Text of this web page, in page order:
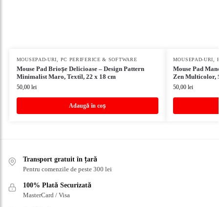
MOUSEPAD-URI PC PERIFERICE & SOFTWARE
Mouse Pad Brioșe Delicioase – Design Pattern
Minimalist Maro, Textil, 22 x 18 cm
50,00 lei
Adaugă în coș
MOUSEPAD-URI
Mouse Pad
Zen Multicolor,
50,00 lei
Transport gratuit în țară
Pentru comenzile de peste 300 lei
100% Plată Securizată
MasterCard / Visa